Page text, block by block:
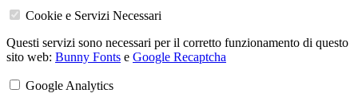
Cookie e Servizi Necessari
Questi servizi sono necessari per il corretto funzionamento di questo
sito web: Bunny Fonts e Google Recaptcha
Google Analytics